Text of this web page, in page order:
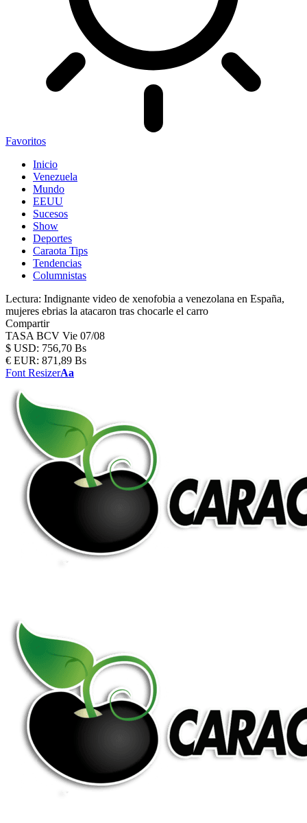
Favoritos
Inicio
Venezuela
Mundo
EEUU
Sucesos
Show
Deportes
Caraota Tips
Tendencias
Columnistas
Lectura: Indignante video de xenofobia a venezolana en España,
mujeres ebrias la atacaron tras chocarle el carro
Compartir
TASA BCV Vie 07/08
$ USD: 756,70 Bs
€ EUR: 871,89 Bs
Font ResizerAa